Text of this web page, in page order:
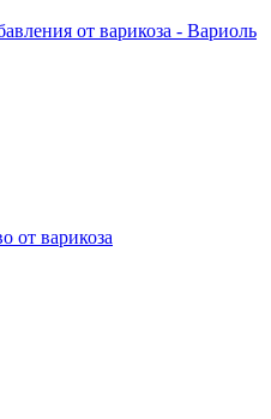
от варикоза - Вариоль
от варикоза